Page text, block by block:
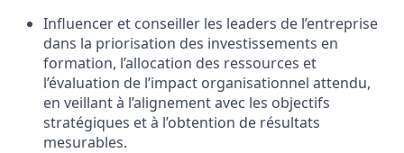
Influencer et conseiller les leaders de l’entreprise
dans la priorisation des investissements en
formation, l’allocation des ressources et
l’évaluation de l’impact organisationnel attendu,
en veillant à l’alignement avec les objectifs
stratégiques et à l’obtention de résultats
mesurables.